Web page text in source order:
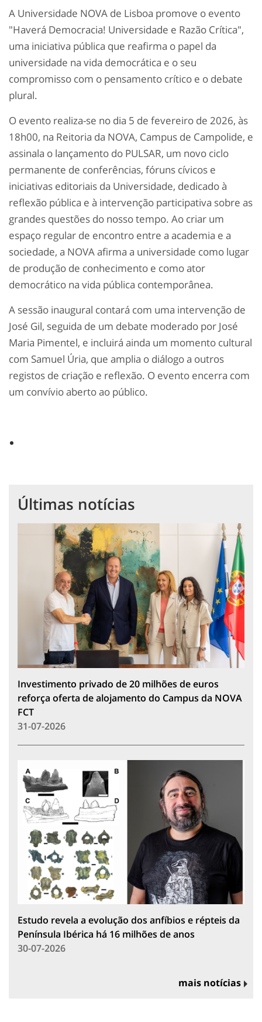
A Universidade NOVA de Lisboa promove o evento
"Haverá Democracia! Universidade e Razão Crítica",
uma iniciativa pública que reafirma o papel da
universidade na vida democrática e o seu
compromisso com o pensamento crítico e o debate
plural.
O evento realiza-se no dia 5 de fevereiro de 2026, às
18h00, na Reitoria da NOVA, Campus de Campolide, e
assinala o lançamento do PULSAR, um novo ciclo
permanente de conferências, fóruns cívicos e
iniciativas editoriais da Universidade, dedicado à
reflexão pública e à intervenção participativa sobre as
grandes questões do nosso tempo. Ao criar um
espaço regular de encontro entre a academia e a
sociedade, a NOVA afirma a universidade como lugar
de produção de conhecimento e como ator
democrático na vida pública contemporânea.
A sessão inaugural contará com uma intervenção de
José Gil, seguida de um debate moderado por José
Maria Pimentel, e incluirá ainda um momento cultural
com Samuel Úria, que amplia o diálogo a outros
registos de criação e reflexão. O evento encerra com
um convívio aberto ao público.
Últimas notícias
Investimento privado de 20 milhões de euros
reforça oferta de alojamento do Campus da NOVA
FCT
31-07-2026
Estudo revela a evolução dos anfíbios e répteis da
Península Ibérica há 16 milhões de anos
30-07-2026
mais notícias